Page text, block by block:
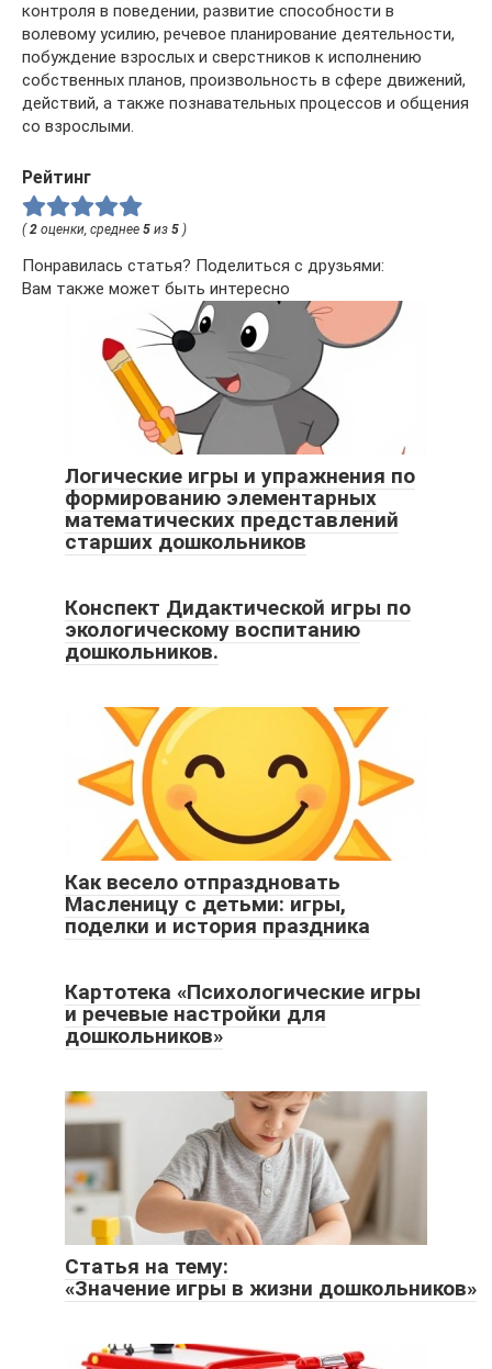
контроля в поведении, развитие способности в
волевому усилию, речевое планирование деятельности,
побуждение взрослых и сверстников к исполнению
собственных планов, произвольность в сфере движений,
действий, а также познавательных процессов и общения
со взрослыми.
Рейтинг
(2 оценки, среднее 5 из 5 )
Понравилась статья? Поделиться с друзьями:
Вам также может быть интересно
Логические игры и упражнения по
формированию элементарных
математических представлений
старших дошкольников
Конспект Дидактической игры по
экологическому воспитанию
дошкольников.
Как весело отпраздновать
Масленицу с детьми: игры,
поделки и история праздника
Картотека «Психологические игры
и речевые настройки для
дошкольников»
Статья на тему:
«Значение игры в жизни дошкольников»